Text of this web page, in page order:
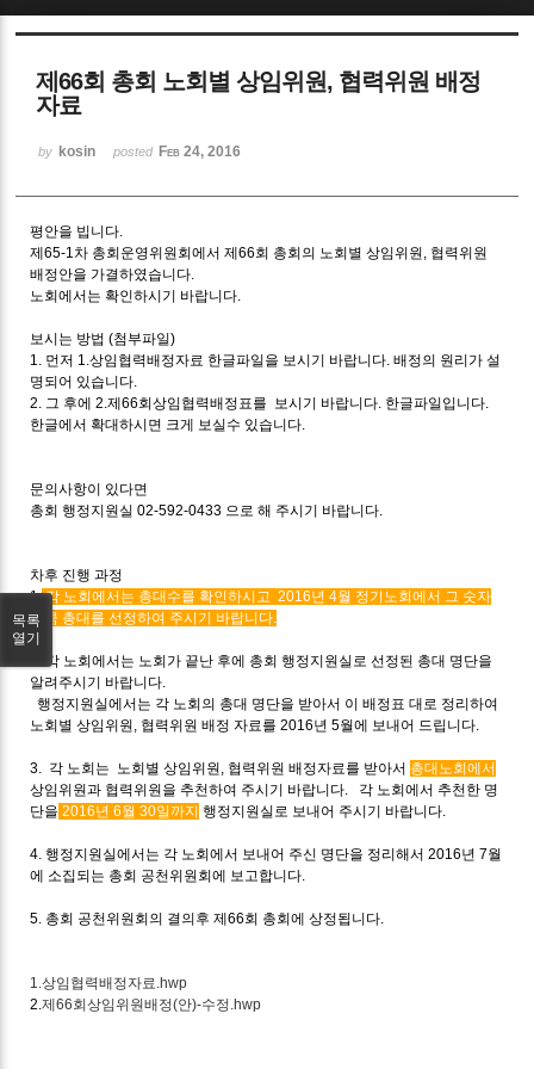
제66회 총회 노회별 상임위원, 협력위원 배정
자료
by kosin posted Feb 24, 2016
평안을 빕니다.
제65-1차 총회운영위원회에서 제66회 총회의 노회별 상임위원, 협력위원
배정안을 가결하였습니다.
노회에서는 확인하시기 바랍니다.
보시는 방법 (첨부파일)
1. 먼저 1.상임협력배정자료 한글파일을 보시기 바랍니다. 배정의 원리가 설
명되어 있습니다.
2. 그 후에 2.제66회상임협력배정표를 보시기 바랍니다. 한글파일입니다.
한글에서 확대하시면 크게 보실수 있습니다.
문의사항이 있다면
총회 행정지원실 02-592-0433 으로 해 주시기 바랍니다.
차후 진행 과정
1. 각 노회에서는 총대수를 확인하시고 2016년 4월 정기노회에서 그 숫자
만큼 총대를 선정하여 주시기 바랍니다.
2. 각 노회에서는 노회가 끝난 후에 총회 행정지원실로 선정된 총대 명단을
알려주시기 바랍니다.
행정지원실에서는 각 노회의 총대 명단을 받아서 이 배정표 대로 정리하여
노회별 상임위원, 협력위원 배정 자료를 2016년 5월에 보내어 드립니다.
3. 각 노회는 노회별 상임위원, 협력위원 배정자료를 받아서 총대노회에서
상임위원과 협력위원을 추천하여 주시기 바랍니다.
각 노회에서 추천한 명
단을 2016년 6월 30일까지 행정지원실로 보내어 주시기 바랍니다.
4. 행정지원실에서는 각 노회에서 보내어 주신 명단을 정리해서 2016년 7월
에 소집되는 총회 공천위원회에 보고합니다.
5. 총회 공천위원회의 결의후 제66회 총회에 상정됩니다.
1.상임협력배정자료.hwp
2.제66회상임위원배정(안)-수정.hwp
목록
열기
Sketchbook5, 스케치북5
Sketchbook5, 스케치북5